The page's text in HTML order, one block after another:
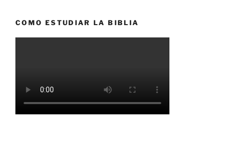
COMO ESTUDIAR LA BIBLIA